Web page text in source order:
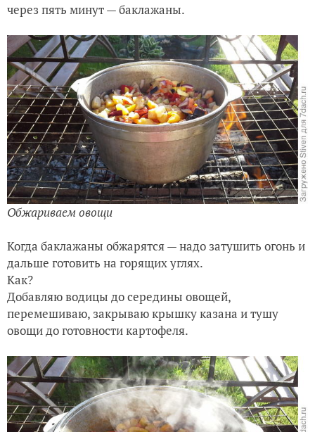
через пять минут — баклажаны.
Обжариваем овощи
Когда баклажаны обжарятся — надо затушить огонь и
дальше готовить на горящих углях.
Как?
Добавляю водицы до середины овощей,
перемешиваю, закрываю крышку казана и тушу
овощи до готовности картофеля.